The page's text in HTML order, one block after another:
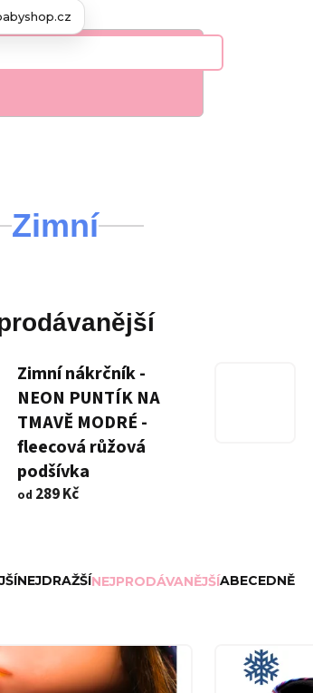
Zimní
Zimní nákrčník -
NEON PUNTÍK NA
TMAVĚ MODRÉ -
fleecová růžová
podšívka
od 289 Kč
NEJDRAŽŠÍNEJPRODÁVANĚJŠÍABECEDNĚ